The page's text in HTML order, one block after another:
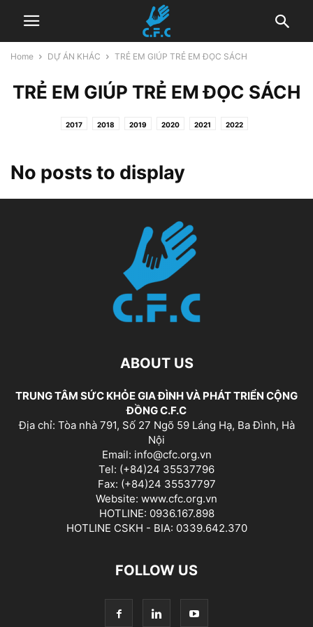
Home DỰ ÁN KHÁC TRẺ EM GIÚP TRẺ EM ĐỌC SÁCH
TRẺ EM GIÚP TRẺ EM ĐỌC SÁCH
2017 2018 2019 2020 2021 2022
No posts to display
ABOUT US
TRUNG TÂM SỨC KHỎE GIA ĐÌNH VÀ PHÁT TRIỂN CỘNG
ĐỒNG C.F.C
Địa chỉ: Tòa nhà 791, Số 27 Ngõ 59 Láng Hạ, Ba Đình, Hà
Nội
Email: info@cfc.org.vn
Tel: (+84)24 35537796
Fax: (+84)24 35537797
Website: www.cfc.org.vn
HOTLINE: 0936.167.898
HOTLINE CSKH - BIA: 0339.642.370
FOLLOW US